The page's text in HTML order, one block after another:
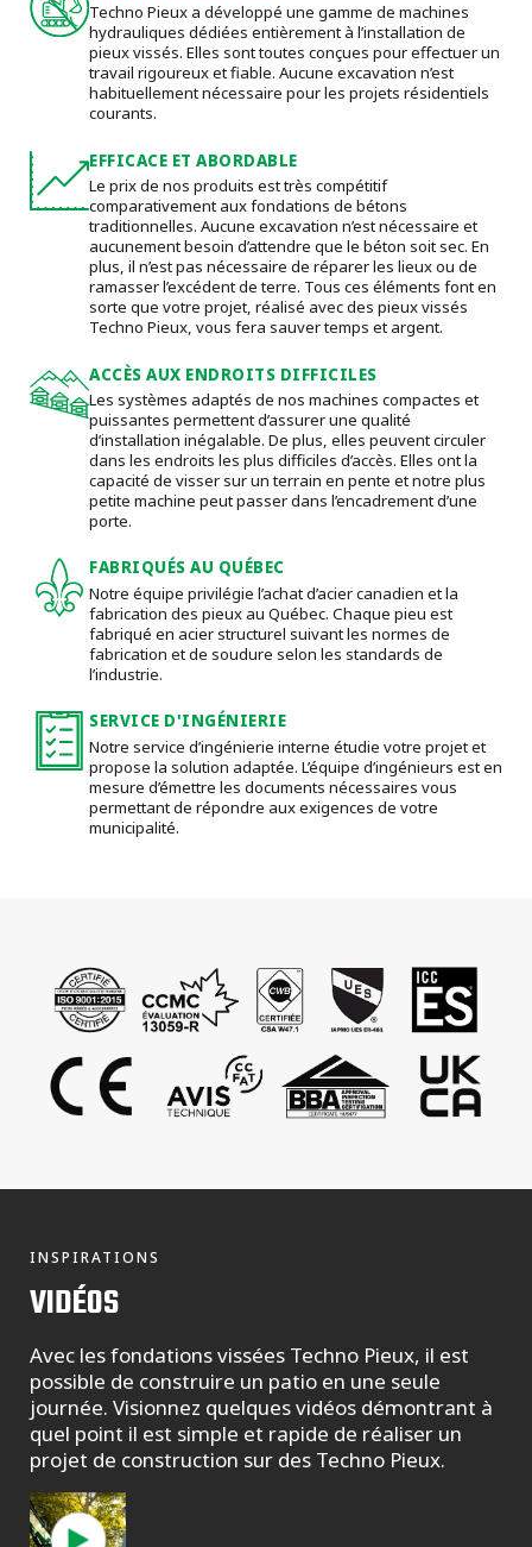
Techno Pieux a développé une gamme de machines
hydrauliques dédiées entièrement à l’installation de
pieux vissés. Elles sont toutes conçues pour effectuer un
travail rigoureux et fiable. Aucune excavation n’est
habituellement nécessaire pour les projets résidentiels
courants.
EFFICACE ET ABORDABLE
Le prix de nos produits est très compétitif
comparativement aux fondations de bétons
traditionnelles. Aucune excavation n’est nécessaire et
aucunement besoin d’attendre que le béton soit sec. En
plus, il n’est pas nécessaire de réparer les lieux ou de
ramasser l’excédent de terre. Tous ces éléments font en
sorte que votre projet, réalisé avec des pieux vissés
Techno Pieux, vous fera sauver temps et argent.
ACCÈS AUX ENDROITS DIFFICILES
Les systèmes adaptés de nos machines compactes et
puissantes permettent d’assurer une qualité
d’installation inégalable. De plus, elles peuvent circuler
dans les endroits les plus difficiles d’accès. Elles ont la
capacité de visser sur un terrain en pente et notre plus
petite machine peut passer dans l’encadrement d’une
porte.
FABRIQUÉS AU QUÉBEC
Notre équipe privilégie l’achat d’acier canadien et la
fabrication des pieux au Québec. Chaque pieu est
fabriqué en acier structurel suivant les normes de
fabrication et de soudure selon les standards de
l’industrie.
SERVICE D'INGÉNIERIE
Notre service d’ingénierie interne étudie votre projet et
propose la solution adaptée. L’équipe d’ingénieurs est en
mesure d’émettre les documents nécessaires vous
permettant de répondre aux exigences de votre
municipalité.
INSPIRATIONS
VIDÉOS
Avec les fondations vissées Techno Pieux, il est
possible de construire un patio en une seule
journée. Visionnez quelques vidéos démontrant à
quel point il est simple et rapide de réaliser un
projet de construction sur des Techno Pieux.